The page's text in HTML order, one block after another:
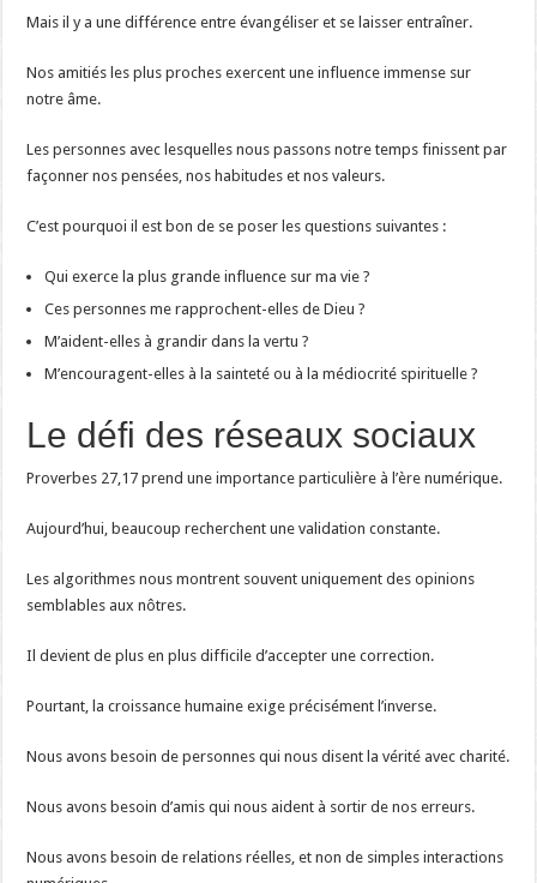
Mais il y a une différence entre évangéliser et se laisser entraîner.
Nos amitiés les plus proches exercent une influence immense sur
notre âme.
Les personnes avec lesquelles nous passons notre temps finissent par
façonner nos pensées, nos habitudes et nos valeurs.
C’est pourquoi il est bon de se poser les questions suivantes :
Qui exerce la plus grande influence sur ma vie ?
Ces personnes me rapprochent-elles de Dieu ?
M’aident-elles à grandir dans la vertu ?
M’encouragent-elles à la sainteté ou à la médiocrité spirituelle ?
Le défi des réseaux sociaux
Proverbes 27,17 prend une importance particulière à l’ère numérique.
Aujourd’hui, beaucoup recherchent une validation constante.
Les algorithmes nous montrent souvent uniquement des opinions
semblables aux nôtres.
Il devient de plus en plus difficile d’accepter une correction.
Pourtant, la croissance humaine exige précisément l’inverse.
Nous avons besoin de personnes qui nous disent la vérité avec charité.
Nous avons besoin d’amis qui nous aident à sortir de nos erreurs.
Nous avons besoin de relations réelles, et non de simples interactions